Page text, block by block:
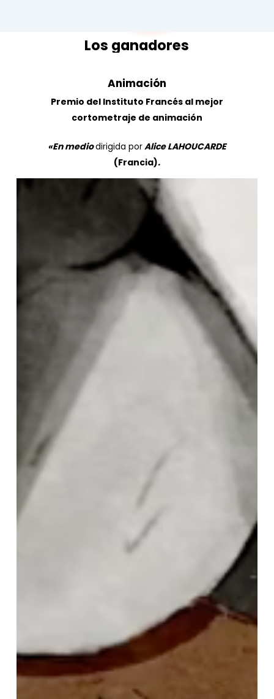
Los ganadores
Animación
Premio del Instituto Francés al mejor
cortometraje de animación
«En mediodirigida porAlice LAHOUCARDE
(Francia).